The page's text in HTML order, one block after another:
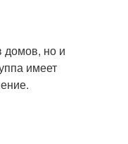
домов, но и
имеет